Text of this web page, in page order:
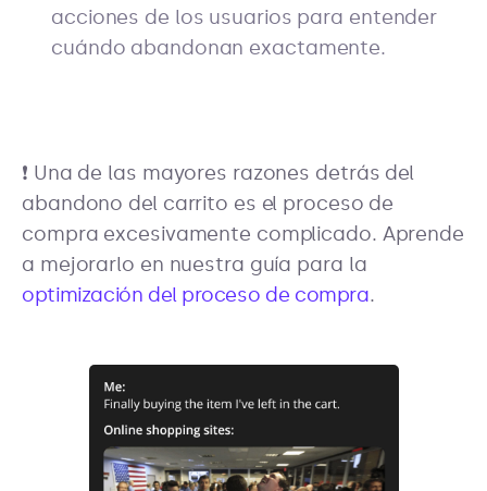
acciones de los usuarios para entender
cuándo abandonan exactamente.
❗ Una de las mayores razones detrás del
abandono del carrito es el proceso de
compra excesivamente complicado. Aprende
a mejorarlo en nuestra guía para la
optimización del proceso de compra.